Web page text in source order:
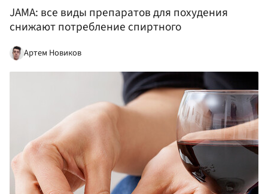
JAMA: все виды препаратов для похудения
снижают потребление спиртного
Артем Новиков